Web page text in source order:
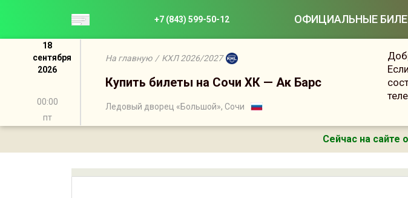
+7 (843) 599-50-12 ОФИЦИАЛЬНЫЕ
18
сентября
2026
00:00
пт
На главную / КХЛ 2026/2027
Купить билеты на Сочи ХК — Ак Барс
Ледовый дворец «Большой», Сочи
Сейчас на сайте